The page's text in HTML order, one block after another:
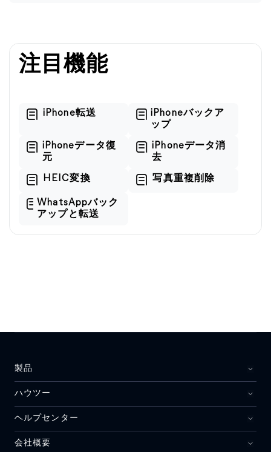
注目機能
iPhone転送
iPhoneバックア
ップ
iPhoneデータ復
元
iPhoneデータ消
去
HEIC変換 写真重複削除
WhatsAppバック
アップと転送
製品
ハウツー
ヘルプセンター
会社概要